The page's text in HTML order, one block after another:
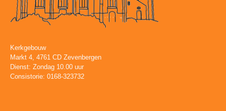
Kerkgebouw
Markt 4, 4761 CD Zevenbergen
Dienst: Zondag 10.00 uur
Consistorie: 0168-323732